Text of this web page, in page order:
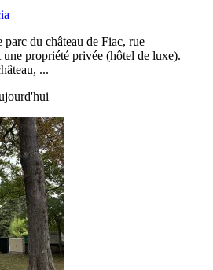
du château de Fiac, rue
une propriété privée (hôtel de luxe).
...